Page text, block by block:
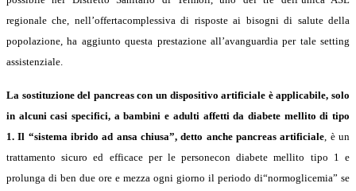
regionale che, nell’offertacomplessiva di risposte ai bisogni di salute della
popolazione, ha aggiunto questa prestazione all’avanguardia per tale setting
assistenziale.
La sostituzione del pancreas con un dispositivo artificiale è applicabile, solo
in alcuni casi specifici, a bambini e adulti affetti da diabete mellito di tipo
1. Il “sistema ibrido ad ansa chiusa”, detto anche pancreas artificiale , è un
trattamento sicuro ed efficace per le personecon diabete mellito tipo 1 e
prolunga di ben due ore e mezza ogni giorno il periodo di“normoglicemia” se